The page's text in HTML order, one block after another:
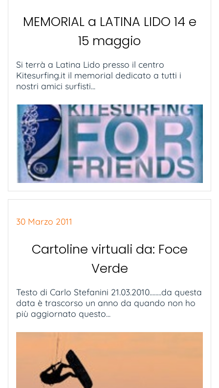
MEMORIAL a LATINA LIDO 14 e
15 maggio
Si terrà a Latina Lido presso il centro
Kitesurfing.it il memorial dedicato a tutti i
nostri amici surfisti...
30 Marzo 2011
Cartoline virtuali da: Foce
Verde
Testo di Carlo Stefanini 21.03.2010........da questa
data è trascorso un anno da quando non ho
più aggiornato questo...